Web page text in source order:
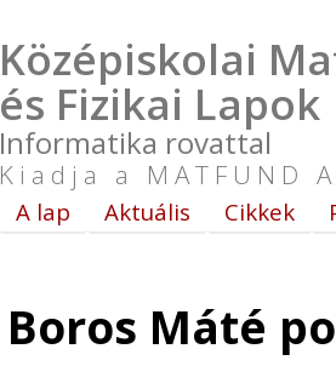
Középiskolai
és Fizikai Lapok
Informatika rovattal
Kiadja a MATFUND
A lap Aktuális Cikkek
Boros Máté